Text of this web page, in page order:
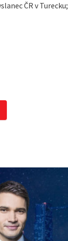
ČR v Turecku;